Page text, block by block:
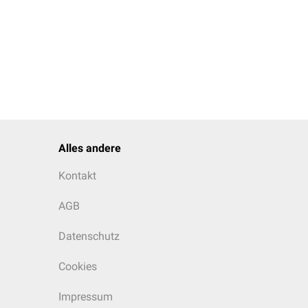
Alles andere
Kontakt
AGB
Datenschutz
Cookies
Impressum